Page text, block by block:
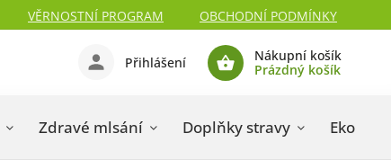
VĚRNOSTNÍ PROGRAM OBCHODNÍ PODMÍNKY
Nákupní košík
Prázdný košík
Přihlášení
Zdravé mlsání Doplňky stravy Eko